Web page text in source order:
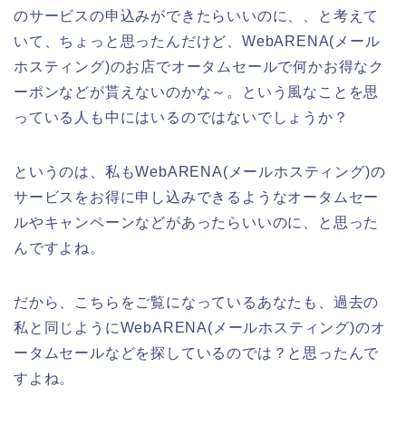
のサービスの申込みができたらいいのに、、と考えて
いて、ちょっと思ったんだけど、WebARENA(メール
ホスティング)のお店でオータムセールで何かお得なク
ーポンなどが貰えないのかな～。という風なことを思
っている人も中にはいるのではないでしょうか？
というのは、私もWebARENA(メールホスティング)の
サービスをお得に申し込みできるようなオータムセー
ルやキャンペーンなどがあったらいいのに、と思った
んですよね。
だから、こちらをご覧になっているあなたも、過去の
私と同じようにWebARENA(メールホスティング)のオ
ータムセールなどを探しているのでは？と思ったんで
すよね。